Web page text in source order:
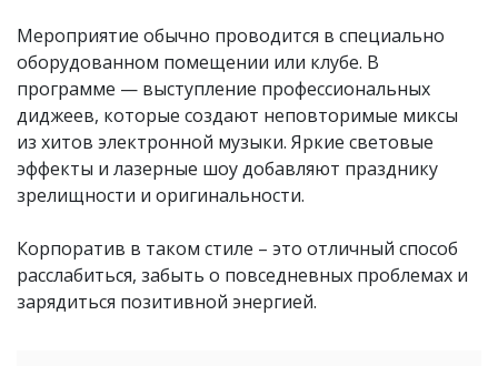
Мероприятие обычно проводится в специально
оборудованном помещении или клубе. В
программе — выступление профессиональных
диджеев, которые создают неповторимые миксы
из хитов электронной музыки. Яркие световые
эффекты и лазерные шоу добавляют празднику
зрелищности и оригинальности.
Корпоратив в таком стиле – это отличный способ
расслабиться, забыть о повседневных проблемах и
зарядиться позитивной энергией.